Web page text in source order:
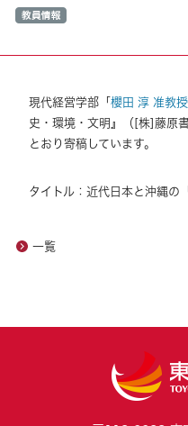
現代経営学部「 櫻田 淳 准教授
史・環境・文明』（[株]藤原
とおり寄稿しています。
タイトル：近代日本と沖縄の
一覧